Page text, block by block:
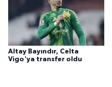
Altay Bayındır, Celta
Vigo'ya transfer oldu